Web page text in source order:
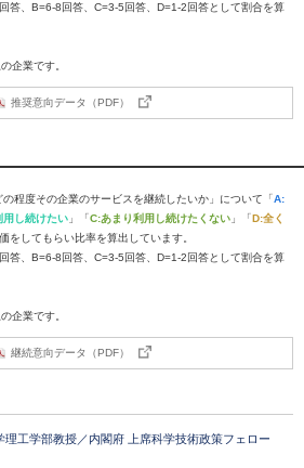
答、B=6-8回答、C=3-5回答、D=1-2回答として割合を算
企業です。
推奨意向データ（PDF）
程度その企業のサービスを継続したいか」について「A:
用し続けたい 」「C:あまり利用し続けたくない 」「D:全く
をしてもらい比率を算出しています。
答、B=6-8回答、C=3-5回答、D=1-2回答として割合を算
企業です。
継続意向データ（PDF）
理工学部教授／内閣府 上席科学技術政策フェロー